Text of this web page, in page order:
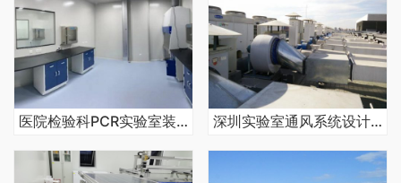
医院检验科PCR实验室装修建设工程 深圳实验室通风系统设计施工安装实例